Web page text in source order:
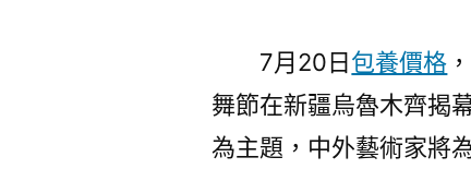
7月20日包養價格
舞節在新疆烏魯木齊揭
為主題，中外藝術家將